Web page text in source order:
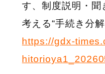
す、制度説明・聞
考える“手続き分
https://gdx-